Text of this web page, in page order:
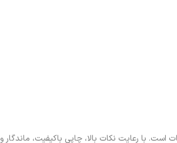
با رعایت نکات بالا، چاپی باکیفیت، ماندگار و